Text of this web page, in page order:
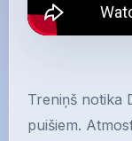
Treniņš notika
puišiem.